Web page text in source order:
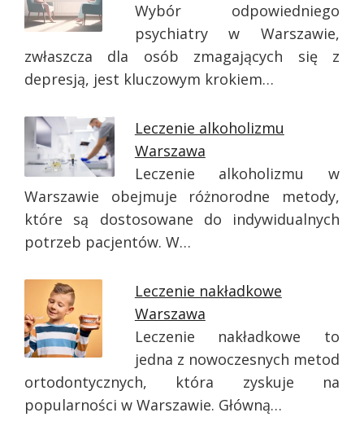
Wybór odpowiedniego
psychiatry w Warszawie,
zwłaszcza dla osób zmagających się z
depresją, jest kluczowym krokiem…
Leczenie alkoholizmu
Warszawa
Leczenie alkoholizmu w
Warszawie obejmuje różnorodne metody,
które są dostosowane do indywidualnych
potrzeb pacjentów. W…
Leczenie nakładkowe
Warszawa
Leczenie nakładkowe to
jedna z nowoczesnych metod
ortodontycznych, która zyskuje na
popularności w Warszawie. Główną…